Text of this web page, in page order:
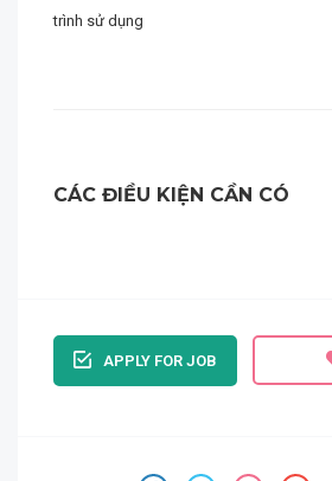
trình sử dụng
CÁC ĐIỀU KIỆN CẦN CÓ
APPLY FOR JOB